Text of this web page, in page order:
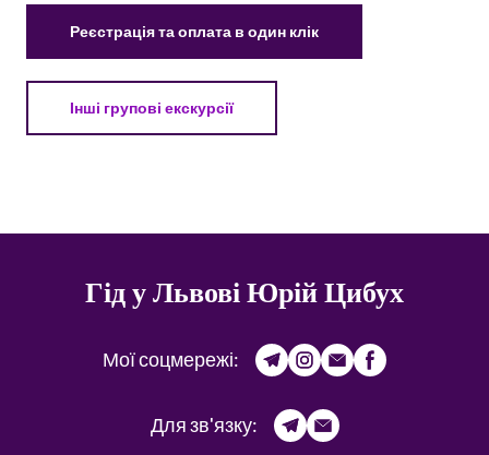
Реєстрація та оплата в один клік
Інші групові екскурсії
Гід у Львові Юрій Цибух
Мої соцмережі:
Для зв'язку: